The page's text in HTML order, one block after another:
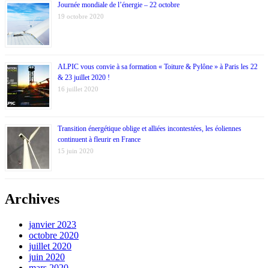
Journée mondiale de l’énergie – 22 octobre
19 octobre 2020
ALPIC vous convie à sa formation « Toiture & Pylône » à Paris les 22
& 23 juillet 2020 !
16 juillet 2020
Transition énergétique oblige et alliées incontestées, les éoliennes
continuent à fleurir en France
15 juin 2020
Archives
janvier 2023
octobre 2020
juillet 2020
juin 2020